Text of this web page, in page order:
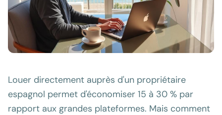
Louer directement auprès d'un propriétaire
espagnol permet d'économiser 15 à 30 % par
rapport aux grandes plateformes. Mais comment